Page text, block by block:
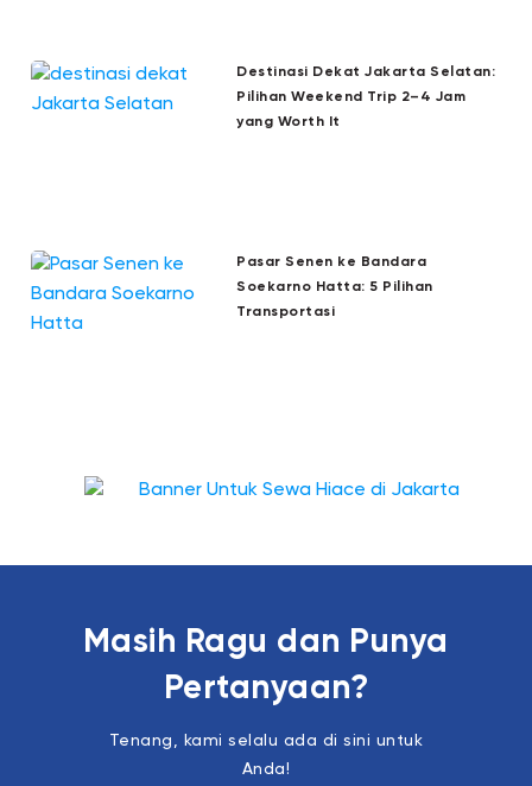
Destinasi Dekat Jakarta Selatan:
Pilihan Weekend Trip 2–4 Jam
yang Worth It
Pasar Senen ke Bandara
Soekarno Hatta: 5 Pilihan
Transportasi
Masih Ragu dan Punya
Pertanyaan?
Tenang, kami selalu ada di sini untuk
Anda!